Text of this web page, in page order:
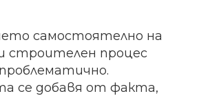
самостоятелно на
строителен процес
се добавя от факта,